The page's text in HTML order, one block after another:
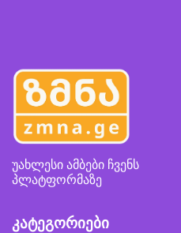
უახლესი ამბები ჩვენს
პლატფორმაზე
კატეგორიები